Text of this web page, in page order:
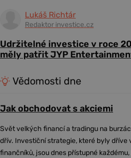
Lukáš Richtár
Redaktor investice.cz
Udržitelné investice v roce
měly patřit JYP
Vědomosti dne
Jak obchodovat s akciemi
Svět velkých financí a tradingu na
dřív. Investiční strategie, které byly dříve
finančníků, jsou dnes přístupné